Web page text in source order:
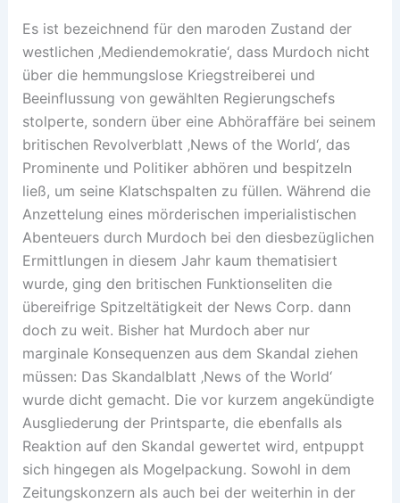
Es ist bezeichnend für den maroden Zustand der
westlichen ‚Mediendemokratie‘, dass Murdoch nicht
über die hemmungslose Kriegstreiberei und
Beeinflussung von gewählten Regierungschefs
stolperte, sondern über eine Abhöraffäre bei seinem
britischen Revolverblatt ‚News of the World‘, das
Prominente und Politiker abhören und bespitzeln
ließ, um seine Klatschspalten zu füllen. Während die
Anzettelung eines mörderischen imperialistischen
Abenteuers durch Murdoch bei den diesbezüglichen
Ermittlungen in diesem Jahr kaum thematisiert
wurde, ging den britischen Funktionseliten die
übereifrige Spitzeltätigkeit der News Corp. dann
doch zu weit. Bisher hat Murdoch aber nur
marginale Konsequenzen aus dem Skandal ziehen
müssen: Das Skandalblatt ‚News of the World‘
wurde dicht gemacht. Die vor kurzem angekündigte
Ausgliederung der Printsparte, die ebenfalls als
Reaktion auf den Skandal gewertet wird, entpuppt
sich hingegen als Mogelpackung. Sowohl in dem
Zeitungskonzern als auch bei der weiterhin in der